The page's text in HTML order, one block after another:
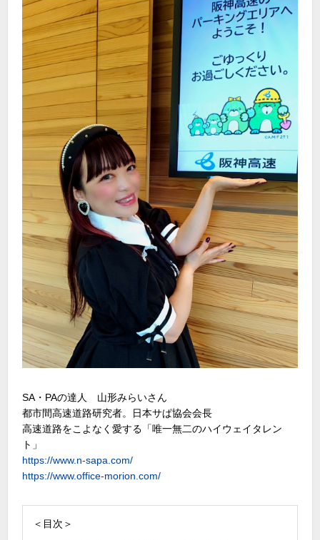
SA・PAの達人 山形みらいさん
都市間高速道路研究者。日本サぱ協会会長
高速道路をこよなく愛する「唯一無二のハイウェイタレン
ト」
https://www.n-sapa.com/
https://www.office-morion.com/
＜目次＞